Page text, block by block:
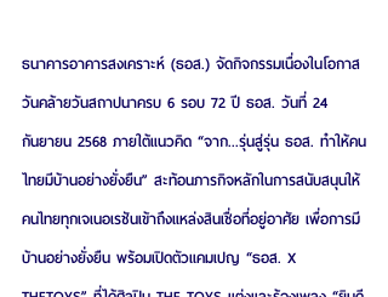
ธนาคารอาคารสงเคราะห์ (ธอส.) จัดกิจกรรมเนื่องในโอกาส
วันคล้ายวันสถาปนาครบ 6 รอบ 72 ปี ธอส. วันที่ 24
กันยายน 2568 ภายใต้แนวคิด “จาก...รุ่นสู่รุ่น ธอส. ทำให้คน
ไทยมีบ้านอย่างยั่งยืน” สะท้อนภารกิจหลักในการสนับสนุนให้
คนไทยทุกเจเนอเรชันเข้าถึงแหล่งสินเชื่อที่อยู่อาศัย เพื่อการมี
บ้านอย่างยั่งยืน พร้อมเปิดตัวแคมเปญ “ธอส. X